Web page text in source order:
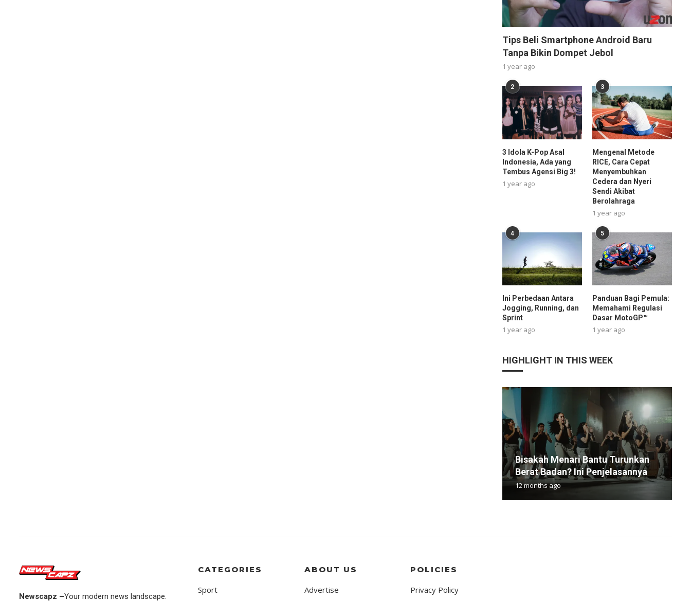
Tips Beli Smartphone Android Baru
Tanpa Bikin Dompet Jebol
1 year ago
2
3 Idola K-Pop Asal
Indonesia, Ada yang
Tembus Agensi Big 3!
1 year ago
3
Mengenal Metode
RICE, Cara Cepat
Menyembuhkan
Cedera dan Nyeri
Sendi Akibat
Berolahraga
1 year ago
4
Ini Perbedaan Antara
Jogging, Running, dan
Sprint
1 year ago
5
Panduan Bagi Pemula:
Memahami Regulasi
Dasar MotoGP™
1 year ago
HIGHLIGHT IN THIS WEEK
Bisakah Menari Bantu Turunkan
Berat Badan? Ini Penjelasannya
12 months ago
Newscapz –Your modern news landscape.
CATEGORIES
Sport
ABOUT US
Advertise
POLICIES
Privacy Policy